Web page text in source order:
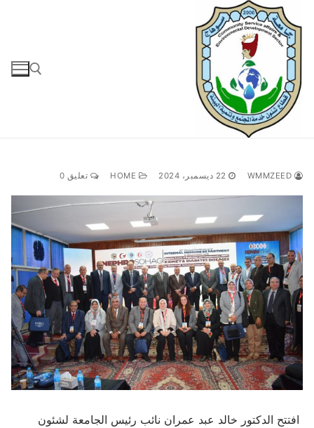
التجاوز
إلى
المحتوى
22 ديسمبر، 2024 تعليق 0
افتتح الدكتور خالد عبد عمران نائب رئيس الجامعة لشئون